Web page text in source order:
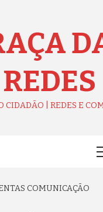
REDES
CIDADÃO | REDES E
COMUNICAÇÃO